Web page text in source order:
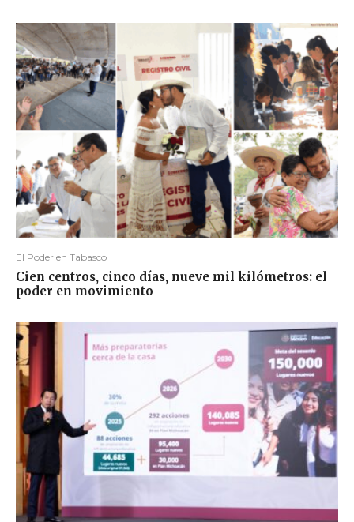
El Poder en Tabasco
Cien centros, cinco días, nueve mil kilómetros: el
poder en movimiento